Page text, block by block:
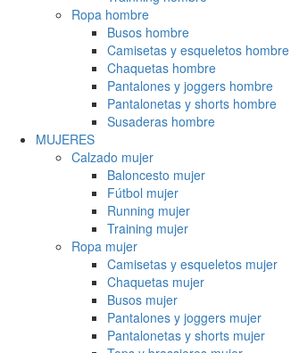
Ropa hombre
Busos hombre
Camisetas y esqueletos hombre
Chaquetas hombre
Pantalones y joggers hombre
Pantalonetas y shorts hombre
Susaderas hombre
MUJERES
Calzado mujer
Baloncesto mujer
Fútbol mujer
Running mujer
Training mujer
Ropa mujer
Camisetas y esqueletos mujer
Chaquetas mujer
Busos mujer
Pantalones y joggers mujer
Pantalonetas y shorts mujer